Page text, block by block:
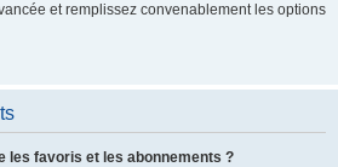
et remplissez convenablement les options
les favoris et les abonnements ?